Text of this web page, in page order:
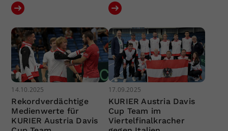
14.10.2025
Rekordverdächtige
Medienwerte für
KURIER Austria Davis
17.09.2025
KURIER Austria Davis
Cup Team im
Viertelfinalkracher